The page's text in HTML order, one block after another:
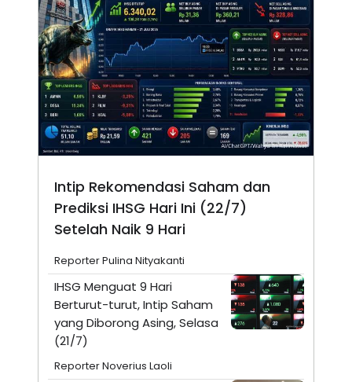
Intip Rekomendasi Saham dan
Prediksi IHSG Hari Ini (22/7)
Setelah Naik 9 Hari
Reporter Pulina Nityakanti
IHSG Menguat 9 Hari
Berturut-turut, Intip Saham
yang Diborong Asing, Selasa
(21/7)
Reporter Noverius Laoli